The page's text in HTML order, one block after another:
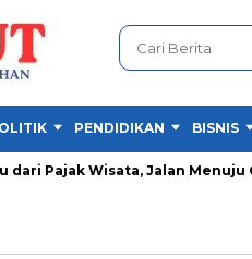
PENDIDIKAN BISNIS
Pajak Wisata, Jalan Menuju